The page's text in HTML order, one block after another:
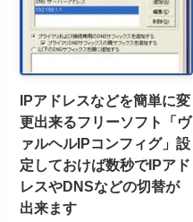
IPアドレスなどを簡単に変
更出来るフリーソフト「ヴ
ァルヘルIPコンフィグ」設
定しておけば数秒でIPアド
レスやDNSなどの切替が
出来ます